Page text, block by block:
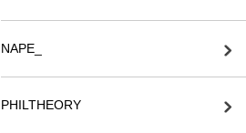
NAPE_
PHILTHEORY